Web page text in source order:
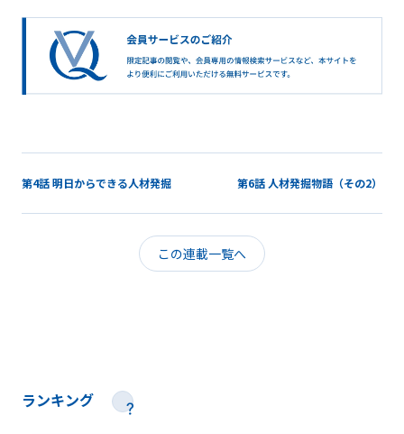
第4話 明日からできる人材発掘 第6話 人材発掘物語（その2）
この連載一覧へ
ランキング